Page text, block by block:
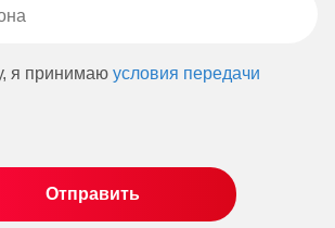
я принимаю условия передачи